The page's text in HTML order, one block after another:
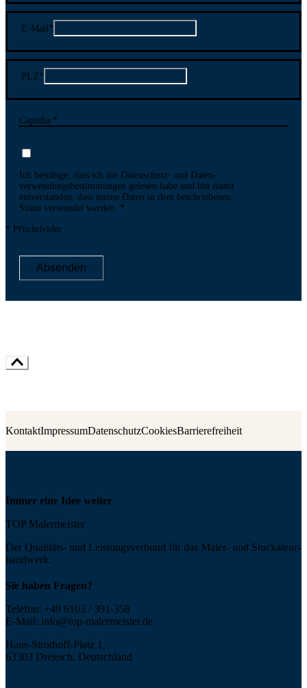
E-Mail*
PLZ*
Captcha *
Ich bestätige, dass ich die Datenschutz- und Daten­
verwen­dungs­bestim­mungen gelesen habe und bin damit
ein­ver­standen, dass meine Daten in dem be­schriebenen
Sinne ver­wendet werden.
* Pflichtfelder
Absenden
KontaktImpressumDatenschutzCookiesBarrierefreiheit
Immer eine Idee weiter
TOP Malermeister
Der Qualitäts- und Leis­tungs­ver­bund für das Maler- und Stucka­teur­
handwerk.
Sie haben Fragen?
Telefon: +49 6103 / 391-358
E-Mail: info@top-malermeister.de
Hans-Strothoff-Platz 1,
63303 Dreieich, Deutschland